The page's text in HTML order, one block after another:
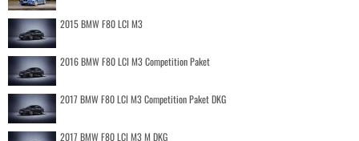
2015 BMW F80 LCI M3
2016 BMW F80 LCI M3 Competition Paket
2017 BMW F80 LCI M3 Competition Paket DKG
2017 BMW F80 LCI M3 M DKG